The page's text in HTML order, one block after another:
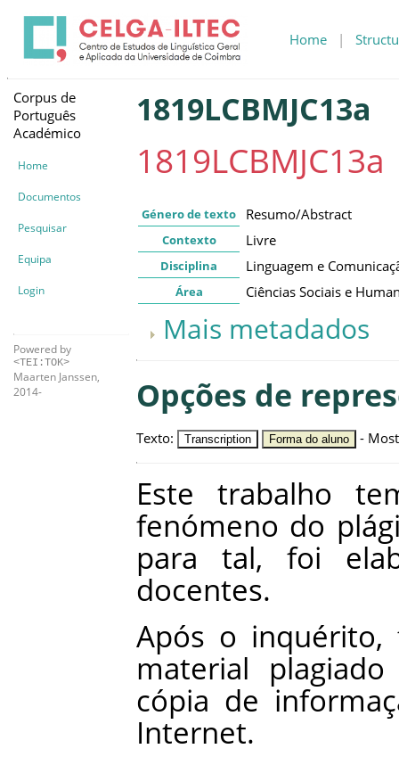
Home |
Corpus de
Português
Académico
Home
Documentos
Pesquisar
Equipa
Login
Powered by
<TEI:TOK>
Maarten Janssen,
2014-
1819LCBMJC13a
1819LCBMJC13a
Género de texto Resumo/Abstract
Contexto Livre
Disciplina Linguagem e
Área Ciências Sociais e
Mais metadados
Opções de
Texto: Transcription Forma do aluno -
Este trabalho
fenómeno do
para
tal, foi
docentes.
Após o inquérito,
material plagiado
cópia de
Internet.